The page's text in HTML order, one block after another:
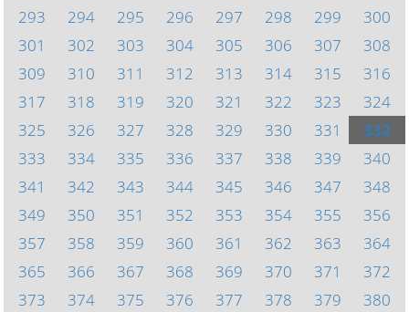
293
294 295 296 297 298 299
300
301
302 303 304 305 306 307
308
309
310 311 312 313 314 315
316
317
318 319 320 321 322 323
324
325
326 327 328 329 330 331
332
333
334 335 336 337 338 339
340
341
342 343 344 345 346 347
348
349
350 351 352 353 354 355
356
357
358 359 360 361 362 363
364
365
366 367 368 369 370 371
372
373
374 375 376 377 378 379 380